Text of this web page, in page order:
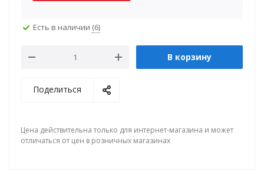
Есть в наличии (6)
В корзину
Поделиться
Цена действительна только для интернет-магазина и может
отличаться от цен в розничных магазинах